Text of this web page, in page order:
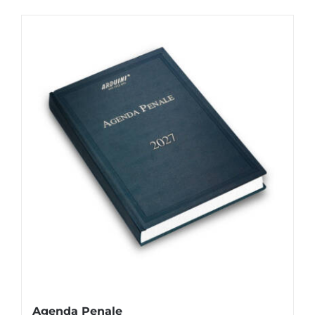
Agenda Penale